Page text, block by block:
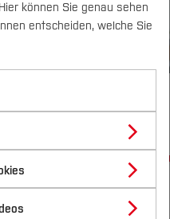
DE|EN Quicklinks
können Sie genau sehen
entscheiden, welche Sie